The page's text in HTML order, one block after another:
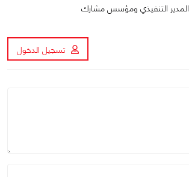
المدير التنفيذي ومؤسس مشارك
تسجيل الدخول